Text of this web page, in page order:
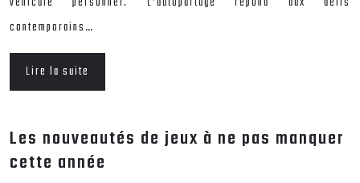
contemporains…
Lire la suite
Les nouveautés de jeux à ne pas manquer
cette année